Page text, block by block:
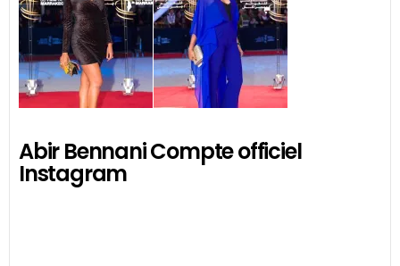
Abir Bennani Compte officiel
Instagram